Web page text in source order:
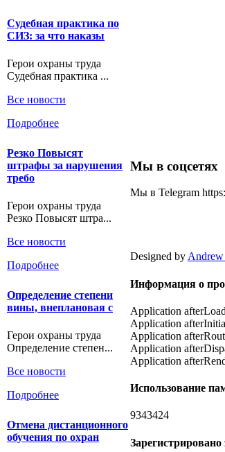
Судебная практика по
СИЗ: за что наказы
Герои охраны труда
Судебная практика ...
Все новости
Подробнее
Резко Повысят
штрафы за нарушения
требо
Герои охраны труда
Резко Повысят штра...
Все новости
Подробнее
Определение степени
вины, внеплановая с
Герои охраны труда
Определение степен...
Все новости
Подробнее
Отмена дистанционного
обучения по охран
Мы в соцсетях
Мы в Telegram
Designed by
Информация о
Application
Application
Application
Application
Application
Использование
9343424
Зарегистрировано